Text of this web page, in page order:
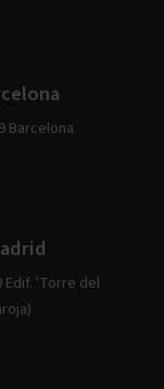
Barcelona
Edif. 'Torre del